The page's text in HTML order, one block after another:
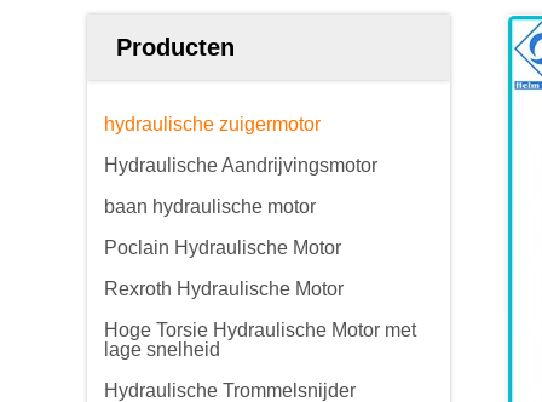
Producten
hydraulische zuigermotor
Hydraulische Aandrijvingsmotor
baan hydraulische motor
Poclain Hydraulische Motor
Rexroth Hydraulische Motor
Hoge Torsie Hydraulische Motor met
lage snelheid
Hydraulische Trommelsnijder